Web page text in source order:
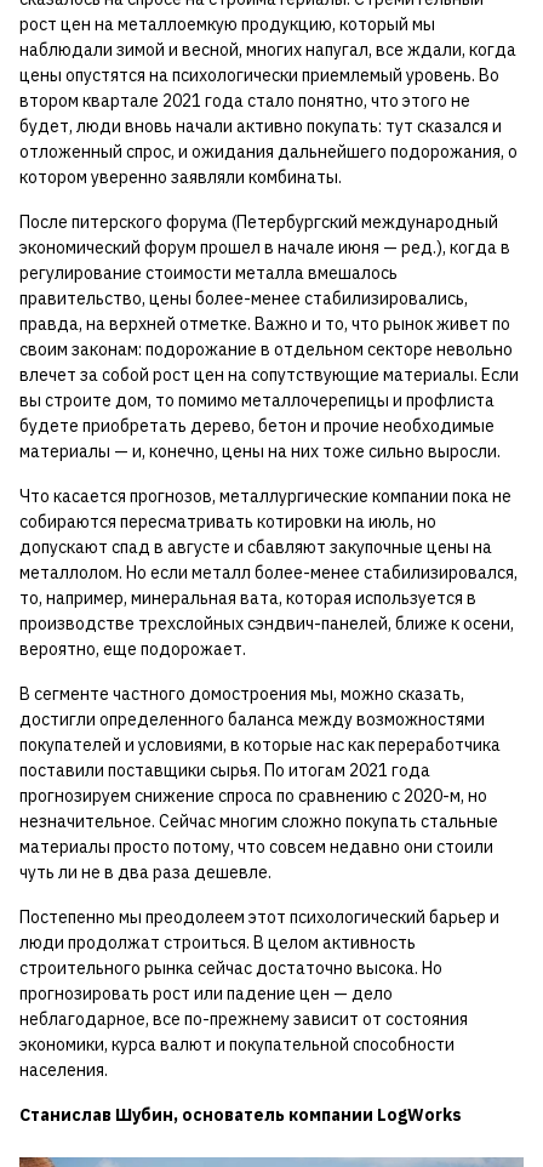
рост цен на металлоемкую продукцию, который мы
наблюдали зимой и весной, многих напугал, все ждали, когда
цены опустятся на психологически приемлемый уровень. Во
втором квартале 2021 года стало понятно, что этого не
будет, люди вновь начали активно покупать: тут сказался и
отложенный спрос, и ожидания дальнейшего подорожания, о
котором уверенно заявляли комбинаты.
После питерского форума (Петербургский международный
экономический форум прошел в начале июня — ред.), когда в
регулирование стоимости металла вмешалось
правительство, цены более-менее стабилизировались,
правда, на верхней отметке. Важно и то, что рынок живет по
своим законам: подорожание в отдельном секторе невольно
влечет за собой рост цен на сопутствующие материалы. Если
вы строите дом, то помимо металлочерепицы и профлиста
будете приобретать дерево, бетон и прочие необходимые
материалы — и, конечно, цены на них тоже сильно выросли.
Что касается прогнозов, металлургические компании пока не
собираются пересматривать котировки на июль, но
допускают спад в августе и сбавляют закупочные цены на
металлолом. Но если металл более-менее стабилизировался,
то, например, минеральная вата, которая используется в
производстве трехслойных сэндвич-панелей, ближе к осени,
вероятно, еще подорожает.
В сегменте частного домостроения мы, можно сказать,
достигли определенного баланса между возможностями
покупателей и условиями, в которые нас как переработчика
поставили поставщики сырья. По итогам 2021 года
прогнозируем снижение спроса по сравнению с 2020-м, но
незначительное. Сейчас многим сложно покупать стальные
материалы просто потому, что совсем недавно они стоили
чуть ли не в два раза дешевле.
Постепенно мы преодолеем этот психологический барьер и
люди продолжат строиться. В целом активность
строительного рынка сейчас достаточно высока. Но
прогнозировать рост или падение цен — дело
неблагодарное, все по-прежнему зависит от состояния
экономики, курса валют и покупательной способности
населения.
Станислав Шубин, основатель компании LogWorks